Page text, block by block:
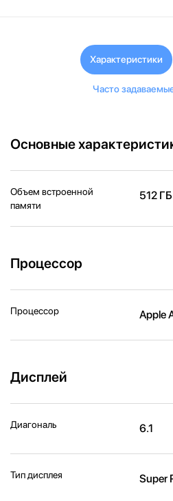
Характеристики
Часто
Основные
Объем встроенной
памяти
512 ГБ
Процессор
Процессор Apple
Дисплей
Диагональ 6.1
Тип дисплея Super